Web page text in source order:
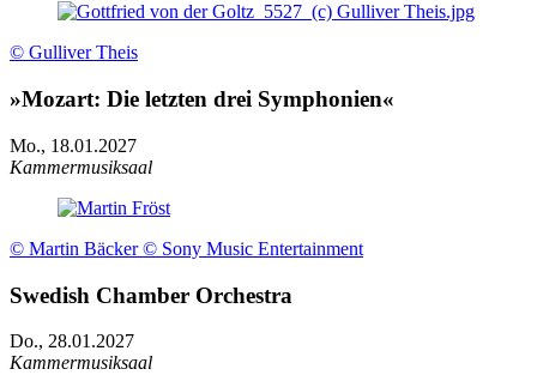
© Gulliver Theis
»Mozart: Die letzten drei Symphonien«
Mo., 18.01.2027
Kammermusiksaal
© Martin Bäcker © Sony Music Entertainment
Swedish Chamber Orchestra
Do., 28.01.2027
Kammermusiksaal